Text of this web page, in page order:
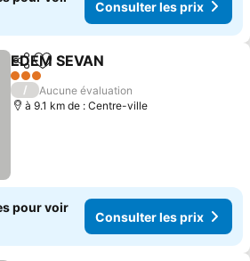
Consulter les prix
PartagerAjouter à mes favoris
EDEM SEVAN
3 Étoiles
/
Aucune évaluation
à 9.1 km de : Centre-ville
pour voir
Consulter les prix